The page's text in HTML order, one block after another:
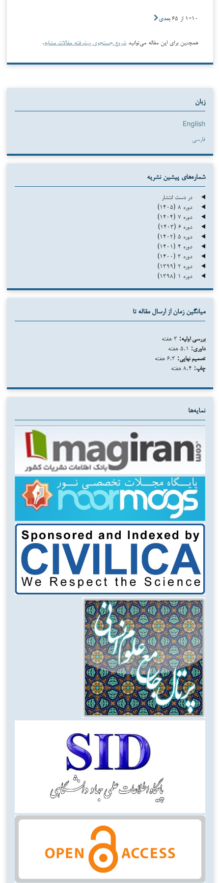
۱-۱۰ از ۶۵ بعدی
همچنین برای این مقاله می‌توانید شروع جستجوی پیشرفته مقالات مشابه.
زبان
English
فارسی
شماره‌های پیشین نشریه
در دست انتشار
دوره ۸ (۱۴۰۵)
دوره ۷ (۱۴۰۴)
دوره ۶ (۱۴۰۳)
دوره ۵ (۱۴۰۲)
دوره ۴ (۱۴۰۱)
دوره ۳ (۱۴۰۰)
دوره ۲ (۱۳۹۹)
دوره ۱ (۱۳۹۸)
میانگین زمان از ارسال مقاله تا
بررسی اولیه:
داوری:
تصمیم نهایی:
چاپ:
نمایه‌ها